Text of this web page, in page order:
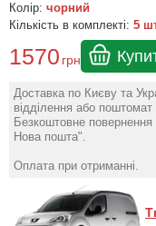
Колір: чорний
Кількість в комплекті: 5
1570 грн
Доставка по Києву та
відділення або
Безкоштовне
Нова пошта".
Оплата при отриманні.